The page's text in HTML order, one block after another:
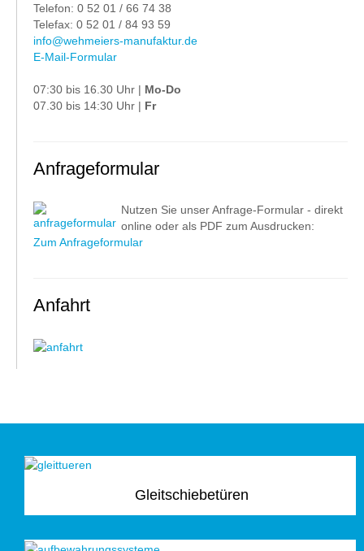
Telefon: 0 52 01 / 66 74 38
Telefax: 0 52 01 / 84 93 59
info@wehmeiers-manufaktur.de
E-Mail-Formular
07:30 bis 16.30 Uhr | Mo-Do
07.30 bis 14:30 Uhr | Fr
Anfrageformular
Nutzen Sie unser Anfrage-Formular - direkt
online oder als PDF zum Ausdrucken:
Zum Anfrageformular
Anfahrt
Gleitschiebetüren